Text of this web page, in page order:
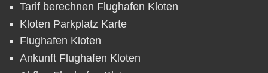
Tarif berechnen Flughafen Kloten
Kloten Parkplatz Karte
Flughafen Kloten
Ankunft Flughafen Kloten